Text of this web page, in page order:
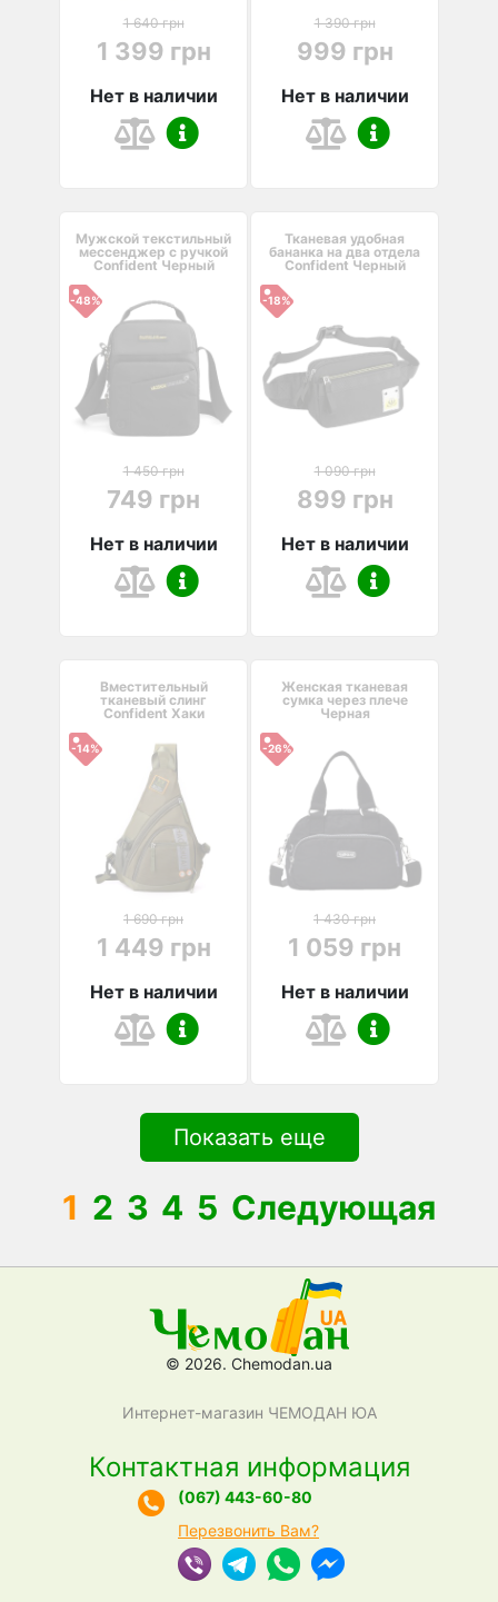
1 640 грн
1 399 грн
Нет в наличии
1 390 грн
999 грн
Нет в наличии
Мужской текстильный
мессенджер с ручкой
Confident Черный
-48%
1 450 грн
749 грн
Нет в наличии
Тканевая удобная
бананка на два отдела
Confident Черный
-18%
1 090 грн
899 грн
Нет в наличии
Вместительный
тканевый слинг
Confident Хаки
-14%
1 690 грн
1 449 грн
Нет в наличии
Женская тканевая
сумка через плече
Черная
-26%
1 430 грн
1 059 грн
Нет в наличии
Показать еще
1 2 3 4 5 Следующая
© 2026. Chemodan.ua
Интернет-магазин ЧЕМОДАН ЮА
Контактная информация
(067) 443-60-80
Перезвонить Вам?